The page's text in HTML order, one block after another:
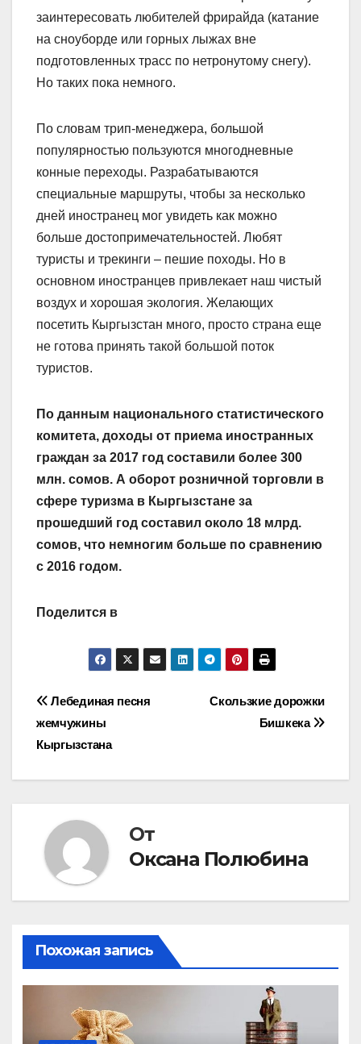
заинтересовать любителей фрирайда (катание
на сноуборде или горных лыжах вне
подготовленных трасс по нетронутому снегу).
Но таких пока немного.
По словам трип-менеджера, большой
популярностью пользуются многодневные
конные переходы. Разрабатываются
специальные маршруты, чтобы за несколько
дней иностранец мог увидеть как можно
больше достопримечательностей. Любят
туристы и трекинги – пешие походы. Но в
основном иностранцев привлекает наш чистый
воздух и хорошая экология. Желающих
посетить Кыргызстан много, просто страна еще
не готова принять такой большой поток
туристов.
По данным национального статистического
комитета, доходы от приема иностранных
граждан за 2017 год составили более 300
млн. сомов. А оборот розничной торговли в
сфере туризма в Кыргызстане за
прошедший год составил около 18 млрд.
сомов, что немногим больше по сравнению
с 2016 годом.
Поделится в
Навигация
по
записям
Скользкие дорожки
Бишкека
Лебединая песня
жемчужины
Кыргызстана
От
Оксана Полюбина
Похожая запись